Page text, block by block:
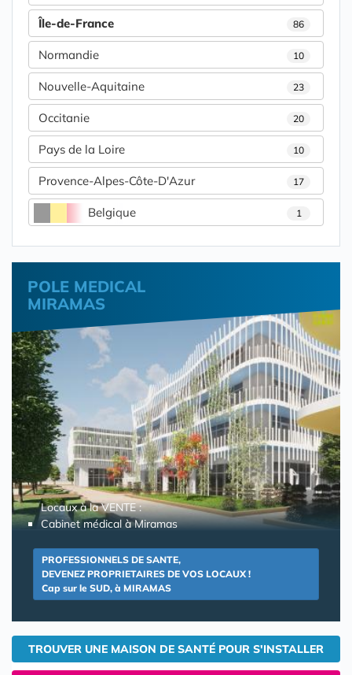
Île-de-France 86
Normandie 10
Nouvelle-Aquitaine 23
Occitanie 20
Pays de la Loire 10
Provence-Alpes-Côte-D'Azur 17
Belgique 1
POLE MEDICAL
MIRAMAS
Locaux à la VENTE :
Cabinet médical à Miramas
PROFESSIONNELS DE SANTE,
DEVENEZ PROPRIETAIRES DE VOS LOCAUX !
Cap sur le SUD, à MIRAMAS
TROUVER UNE MAISON DE SANTÉ POUR S'INSTALLER